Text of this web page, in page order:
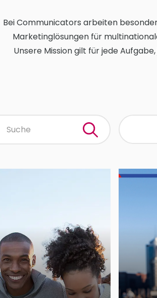
Bei Communicators arbeiten
Marketinglösungen für
Unsere Mission gilt für jede